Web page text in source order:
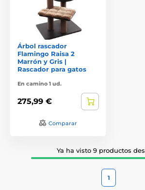
Árbol rascador
Flamingo Raisa 2
Marrón y Gris |
Rascador para gatos
En camino 1 ud.
275,99 €
Comparar
Ya ha visto 9 productos
1